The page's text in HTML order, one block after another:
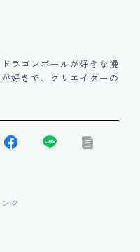
ラゴンボールが好きな漫
好きで、クリエイターの
ク